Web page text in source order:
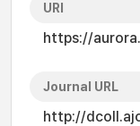
URI
https://
Journal URL
http://